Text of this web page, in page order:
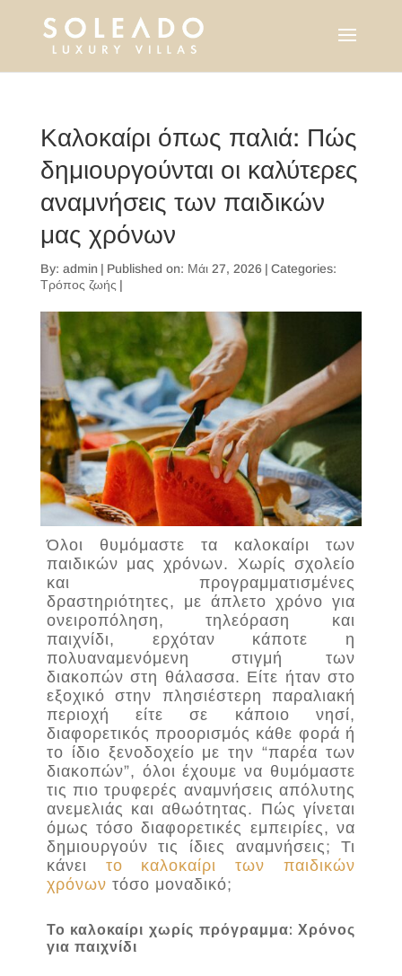
Καλοκαίρι όπως παλιά: Πώς
δημιουργούνται οι καλύτερες
αναμνήσεις των παιδικών
μας χρόνων
By: admin | Published on: Μάι 27, 2026 | Categories:
Τρόπος ζωής |
Όλοι θυμόμαστε τα καλοκαίρι των
παιδικών μας χρόνων. Χωρίς σχολείο
και προγραμματισμένες
δραστηριότητες, με άπλετο χρόνο για
ονειροπόληση, τηλεόραση και
παιχνίδι, ερχόταν κάποτε η
πολυαναμενόμενη στιγμή των
διακοπών στη θάλασσα. Είτε ήταν στο
εξοχικό στην πλησιέστερη παραλιακή
περιοχή είτε σε κάποιο νησί,
διαφορετικός προορισμός κάθε φορά ή
το ίδιο ξενοδοχείο με την “παρέα των
διακοπών”, όλοι έχουμε να θυμόμαστε
τις πιο τρυφερές αναμνήσεις απόλυτης
ανεμελιάς και αθωότητας. Πώς γίνεται
όμως τόσο διαφορετικές εμπειρίες, να
δημιουργούν τις ίδιες αναμνήσεις; Τι
κάνει το καλοκαίρι των παιδικών
χρόνων τόσο μοναδικό;
Το καλοκαίρι χωρίς πρόγραμμα: Χρόνος
για παιχνίδι